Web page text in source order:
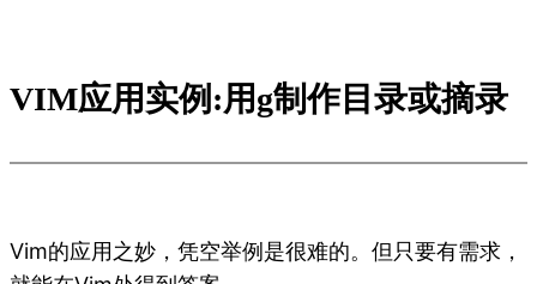
VIM应用实例:用g制作目录或摘录
Vim的应用之妙，凭空举例是很难的。但只要有需求，